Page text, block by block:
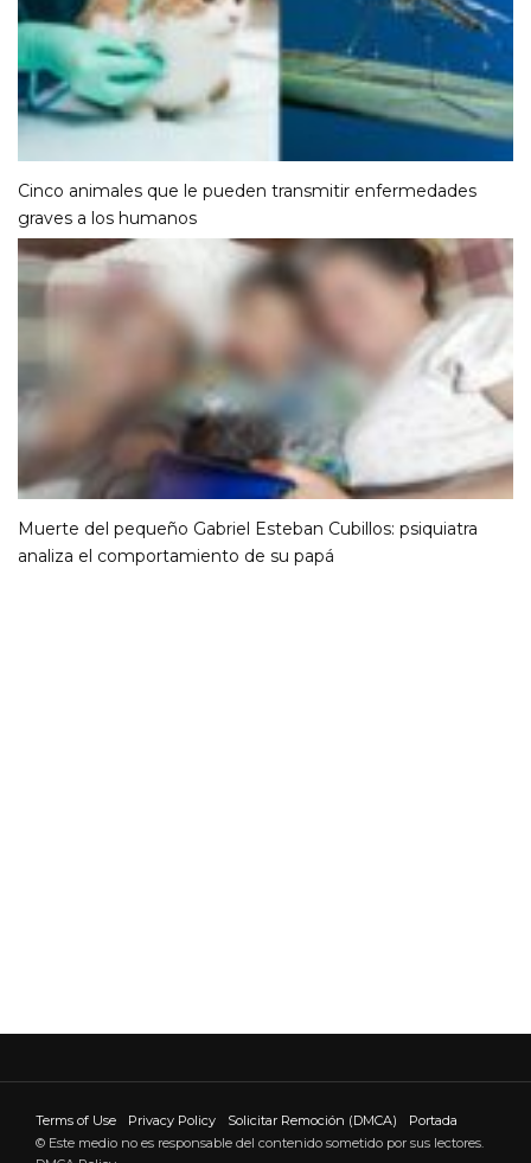
Cinco animales que le pueden transmitir enfermedades
graves a los humanos
Muerte del pequeño Gabriel Esteban Cubillos: psiquiatra
analiza el comportamiento de su papá
Terms of Use Privacy Policy Solicitar Remoción (DMCA)
Portada
© Este medio no es responsable del contenido sometido por sus lectores.